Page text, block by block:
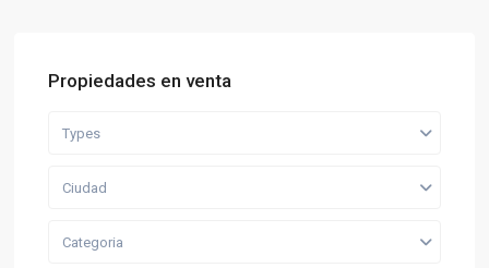
Propiedades en venta
Types
Ciudad
Categoria